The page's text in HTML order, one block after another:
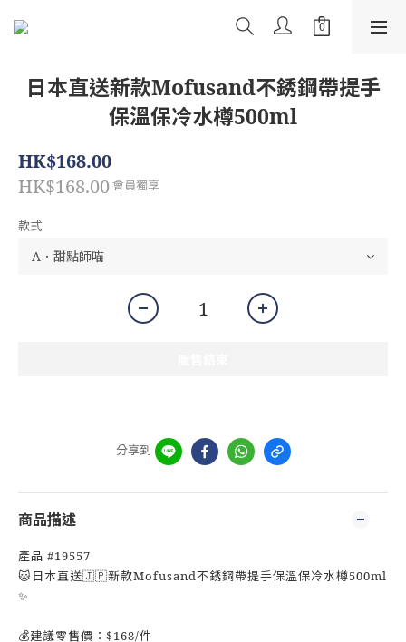
日本直送新款Mofusand不銹鋼帶提手
保溫保冷水樽500ml
HK$168.00
HK$168.00 會員獨享
款式
分享到
商品描述
產品 #19557
🐱日本直送🇯🇵新款Mofusand不銹鋼帶提手保溫保冷水樽500ml
✨
💰建議零售價：$168/件